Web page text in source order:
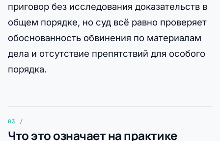
приговор без исследования доказательств в
общем порядке, но суд всё равно проверяет
обоснованность обвинения по материалам
дела и отсутствие препятствий для особого
порядка.
Что это означает на практике